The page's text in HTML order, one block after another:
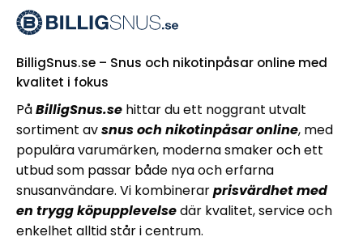
BilligSnus.se – Snus och nikotinpåsar online med
kvalitet i fokus
PåBilligSnus.sehittar du ett noggrant utvalt
sortiment avsnus och nikotinpåsar online, med
populära varumärken, moderna smaker och ett
utbud som passar både nya och erfarna
snusanvändare. Vi kombinerarprisvärdhet med
en trygg köpupplevelsedär kvalitet, service och
enkelhet alltid står i centrum.